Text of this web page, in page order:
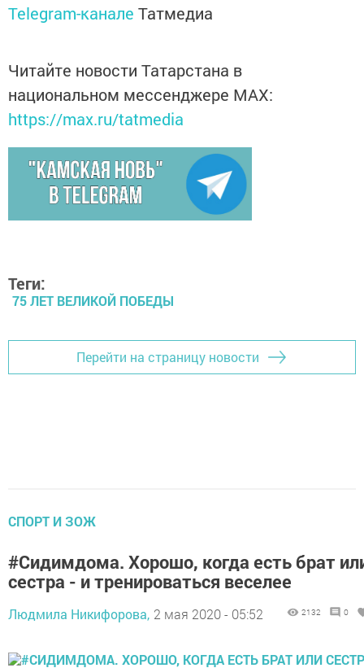
Telegram-канале Татмедиа
Читайте новости Татарстана в
национальном мессенджере MАХ:
https://max.ru/tatmedia
Теги:
75 ЛЕТ ВЕЛИКОЙ ПОБЕДЫ
Перейти на страницу новости
СПОРТ И ЗОЖ
#Сидимдома. Хорошо, когда есть брат
сестра - и тренироваться веселее
Людмила Никифорова, 2 мая 2020 - 05:52 2132 0